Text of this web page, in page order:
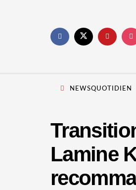
NEWSQUOTIDIEN
Lamine